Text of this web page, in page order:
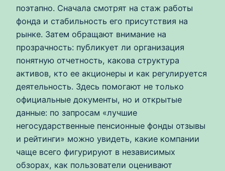
поэтапно. Сначала смотрят на стаж работы
фонда и стабильность его присутствия на
рынке. Затем обращают внимание на
прозрачность: публикует ли организация
понятную отчетность, какова структура
активов, кто ее акционеры и как регулируется
деятельность. Здесь помогают не только
официальные документы, но и открытые
данные: по запросам «лучшие
негосударственные пенсионные фонды отзывы
и рейтинги» можно увидеть, какие компании
чаще всего фигурируют в независимых
обзорах, как пользователи оценивают